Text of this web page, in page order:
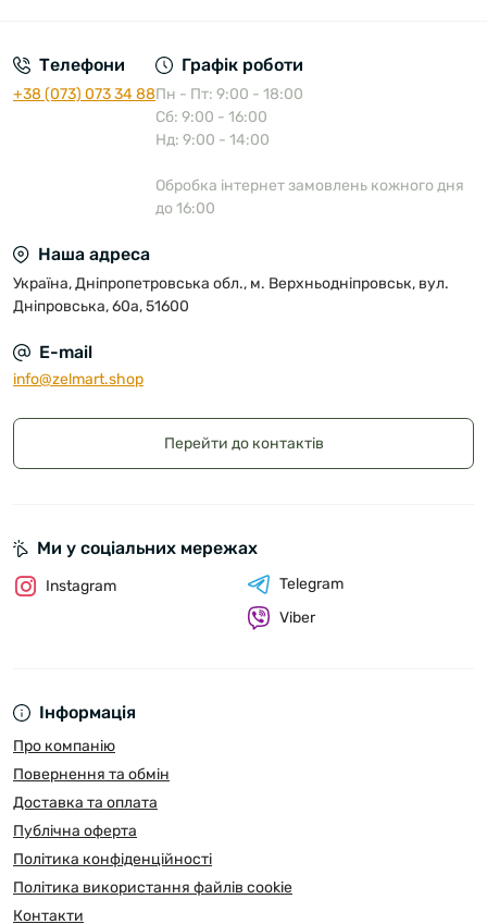
Телефони
+38 (073) 073 34 88
Графік роботи
Пн - Пт: 9:00 - 18:00
Сб: 9:00 - 16:00
Нд: 9:00 - 14:00
Обробка інтернет замовлень кожного дня
до 16:00
Наша адреса
Україна, Дніпропетровська обл., м. Верхньодніпровськ, вул.
Дніпровська, 60а, 51600
E-mail
info@zelmart.shop
Перейти до контактів
Інформація
Про компанію
Повернення та обмін
Доставка та оплата
Публічна оферта
Політика конфіденційності
Політика використання файлів cookie
Контакти
Ми у соціальних мережах
Instagram
Telegram
Viber